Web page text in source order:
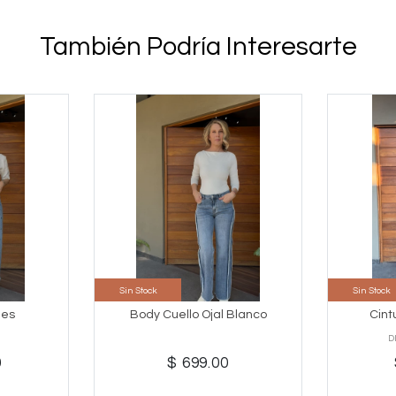
También Podría Interesarte
Sin Stock
Body Cuello Ojal Blanco
$ 699.00
Sin Stock